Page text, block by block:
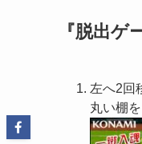
『脱出ゲ
左へ2回
丸い棚